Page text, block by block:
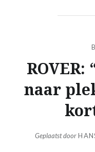
naar
Geplaatst door